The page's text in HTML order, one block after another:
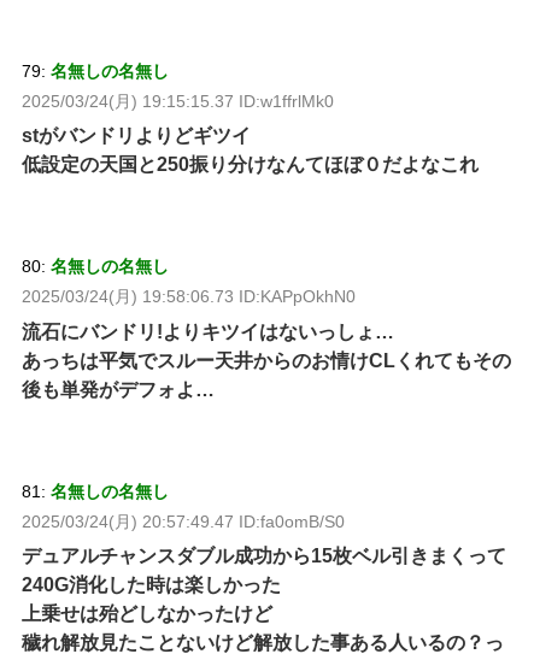
79: 名無しの名無し
2025/03/24(月) 19:15:15.37 ID:w1ffrlMk0
stがバンドリよりどギツイ
低設定の天国と250振り分けなんてほぼ０だよなこれ
80: 名無しの名無し
2025/03/24(月) 19:58:06.73 ID:KAPpOkhN0
流石にバンドリ!よりキツイはないっしょ…
あっちは平気でスルー天井からのお情けCLくれてもその
後も単発がデフォよ…
81: 名無しの名無し
2025/03/24(月) 20:57:49.47 ID:fa0omB/S0
デュアルチャンスダブル成功から15枚ベル引きまくって
240G消化した時は楽しかった
上乗せは殆どしなかったけど
穢れ解放見たことないけど解放した事ある人いるの？っ